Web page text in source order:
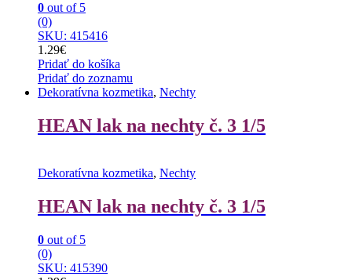
0 out of 5
(0)
SKU: 415416
1.29€
Pridať do košíka
Pridať do zoznamu
Dekoratívna kozmetika, Nechty
HEAN lak na nechty č. 3 1/5
Dekoratívna kozmetika, Nechty
HEAN lak na nechty č. 3 1/5
0 out of 5
(0)
SKU: 415390